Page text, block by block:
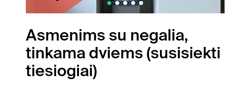
Asmenims su negalia,
tinkama dviems (susisiekti
tiesiogiai)